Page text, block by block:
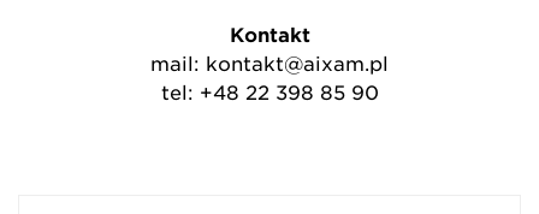
Kontakt
mail: kontakt@aixam.pl
tel: +48 22 398 85 90